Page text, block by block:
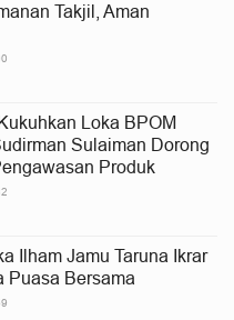
Takjil, Aman
Loka BPOM
Sulaiman Dorong
Produk
Ilham Jamu Taruna Ikrar
Puasa Bersama